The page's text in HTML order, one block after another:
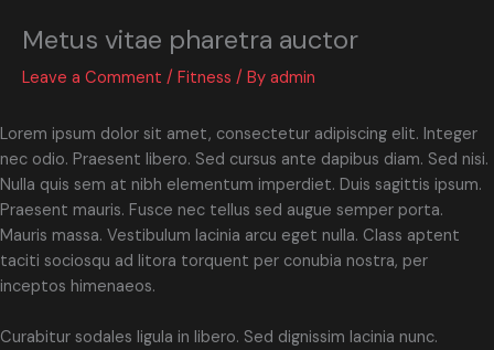
Metus vitae pharetra auctor
Leave a Comment / Fitness / By admin
Lorem ipsum dolor sit amet, consectetur adipiscing elit. Integer
nec odio. Praesent libero. Sed cursus ante dapibus diam. Sed nisi.
Nulla quis sem at nibh elementum imperdiet. Duis sagittis ipsum.
Praesent mauris. Fusce nec tellus sed augue semper porta.
Mauris massa. Vestibulum lacinia arcu eget nulla. Class aptent
taciti sociosqu ad litora torquent per conubia nostra, per
inceptos himenaeos.
Curabitur sodales ligula in libero. Sed dignissim lacinia nunc.